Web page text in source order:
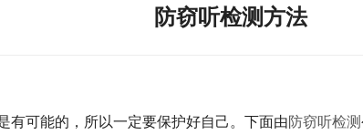
防窃听检测方法
可能的，所以一定要保护好自己。下面由防窃听检测